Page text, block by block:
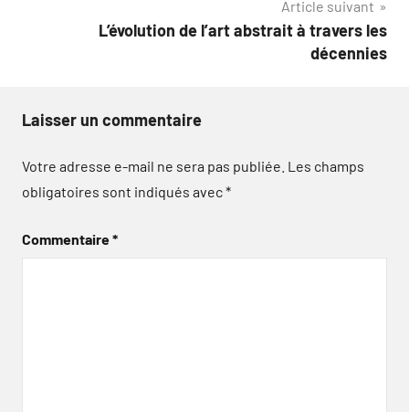
Article suivant
L’évolution de l’art abstrait à travers les
décennies
Laisser un commentaire
Votre adresse e-mail ne sera pas publiée. Les champs
obligatoires sont indiqués avec*
Commentaire*